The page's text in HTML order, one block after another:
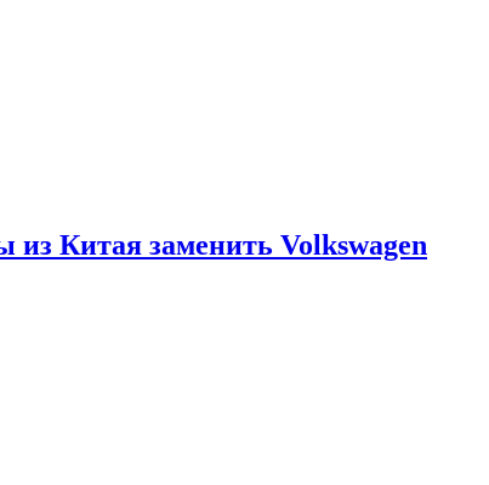
из Китая заменить Volkswagen